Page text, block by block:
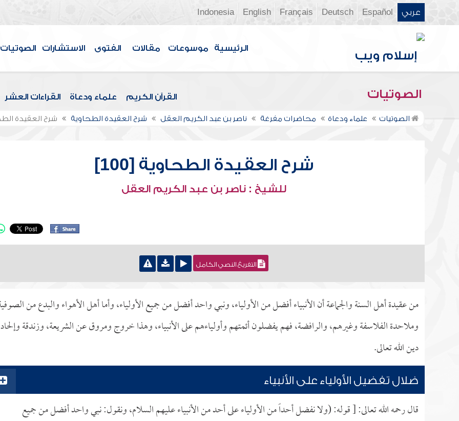
عربي Español
Deutsch
Français
English
Indonesia
الرئيسية موسوعات مقالات الفتوى الاستشارات الصوتيات
الصوتيات القرآن الكريم علماء ودعاة القراءات العشر
الصوتيات علماء ودعاة محاضرات مفرغة ناصر بن عبد الكريم العقل شرح العقيدة الطحاوية شرح العقيدة
شرح العقيدة الطحاوية [100]
للشيخ : ناصر بن عبد الكريم العقل
التفريغ النصي الكامل
من عقيدة أهل السنة والجماعة أن الأنبياء أفضل من الأولياء، ونبي واحد أفضل من جميع الأولياء، وأما أهل الأهواء والبدع من
وملاحدة الفلاسفة وغيرهم، والرافضة، فهم يفضلون أئمتهم وأولياءهم على الأنبياء، وهذا خروج ومروق عن الشريعة، وزندقة
دين الله تعالى.
ضلال تفضيل الأولياء على الأنبياء
قال رحمه الله تعالى: [ قوله: (ولا نفضل أحداً من الأولياء على أحد من الأنبياء عليهم السلام، ونقول: نبي واحد أفضل من جميع